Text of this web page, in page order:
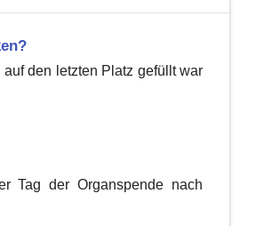
den letzten Platz gefüllt war
Tag der Organspende nach